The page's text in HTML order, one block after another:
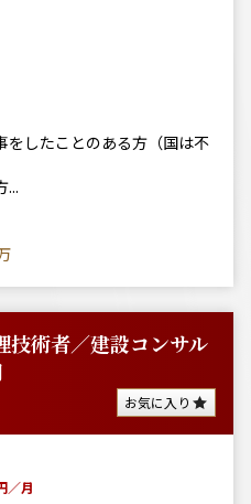
したことのある方（国は不
...
技術者／建設コンサル
お気に入り
／月